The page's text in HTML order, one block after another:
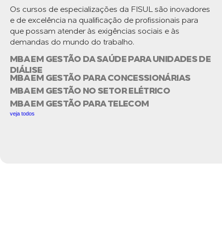
Os cursos de especializações da FISUL são inovadores
e de excelência na qualificação de profissionais para
que possam atender às exigências sociais e às
demandas do mundo do trabalho.
MBA EM GESTÃO DA SAÚDE PARA UNIDADES DE
DIÁLISE
MBA EM GESTÃO PARA CONCESSIONÁRIAS
MBA EM GESTÃO NO SETOR ELÉTRICO
MBA EM GESTÃO PARA TELECOM
veja todos